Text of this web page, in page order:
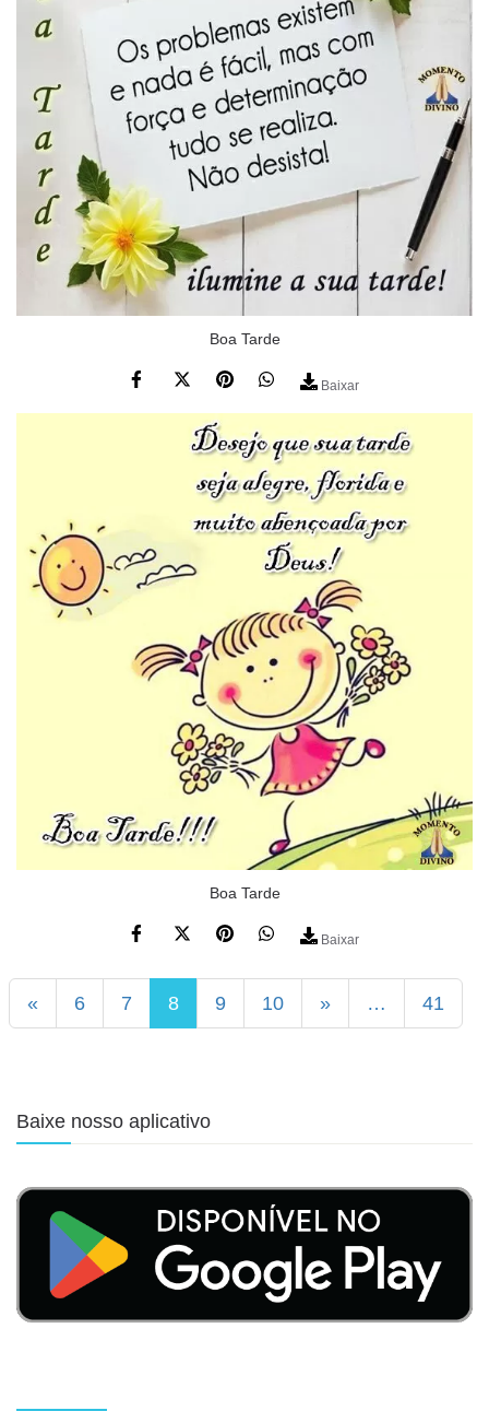
Boa Tarde
Baixar
Boa Tarde
Baixar
« 6 7 8 9 10 » … 41
Baixe nosso aplicativo